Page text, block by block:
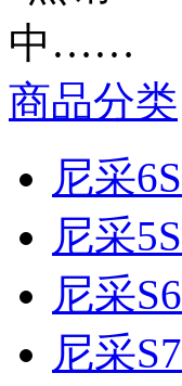
商品分类
尼采6S
尼采5S
尼采S6
尼采S7